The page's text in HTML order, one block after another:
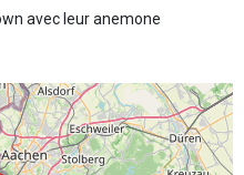
avec leur anemone